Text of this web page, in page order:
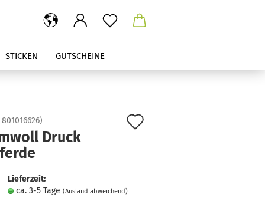
STICKEN GUTSCHEINE
801016626)
Druck
Lieferzeit:
ca. 3-5 Tage (Ausland abweichend)